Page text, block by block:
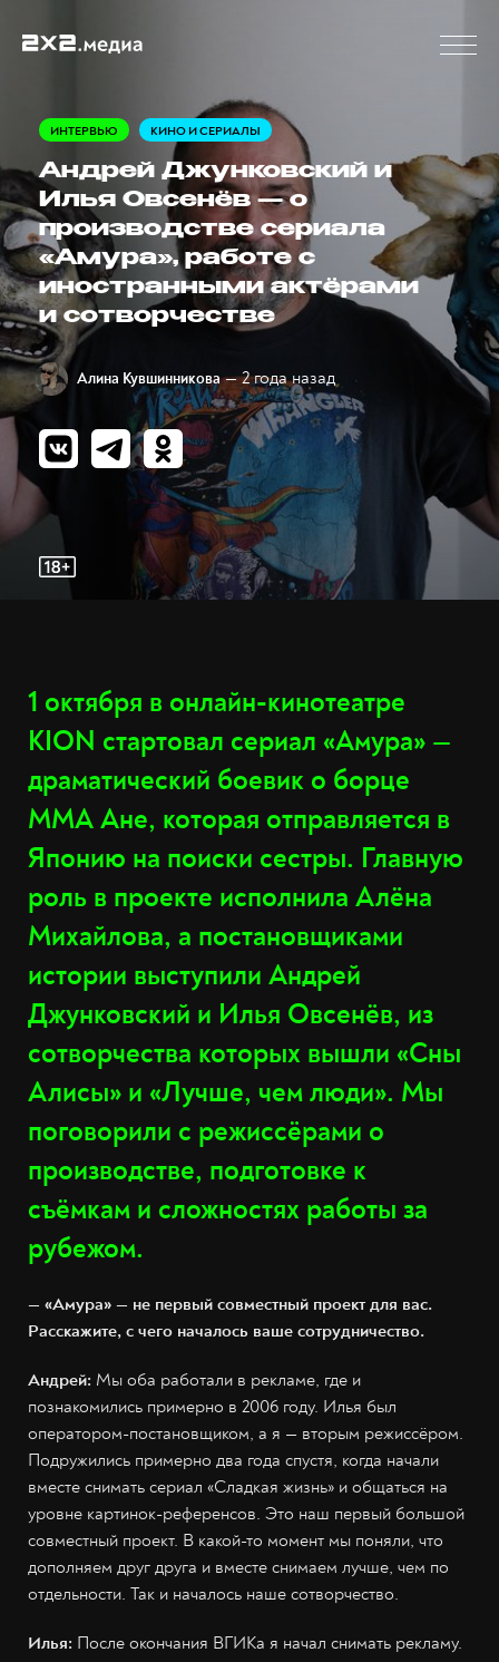
ИНТЕРВЬЮ КИНО И СЕРИАЛЫ
Андрей Джунковский и
Илья Овсенёв — о
производстве сериала
«Амура», работе с
иностранными актёрами
и сотворчестве
Алина Кувшинникова — 2 года назад
1 октября в онлайн-кинотеатре
KION стартовал сериал «Амура» —
драматический боевик о борце
MMA Ане, которая отправляется в
Японию на поиски сестры. Главную
роль в проекте исполнила Алёна
Михайлова, а постановщиками
истории выступили Андрей
Джунковский и Илья Овсенёв, из
сотворчества которых вышли «Сны
Алисы» и «Лучше, чем люди». Мы
поговорили с режиссёрами о
производстве, подготовке к
съёмкам и сложностях работы за
рубежом.
— «Амура» — не первый совместный проект для вас.
Расскажите, с чего началось ваше сотрудничество.
Андрей: Мы оба работали в рекламе, где и
познакомились примерно в 2006 году. Илья был
оператором-постановщиком, а я — вторым режиссёром.
Подружились примерно два года спустя, когда начали
вместе снимать сериал «Сладкая жизнь» и общаться на
уровне картинок-референсов. Это наш первый большой
совместный проект. В какой-то момент мы поняли, что
дополняем друг друга и вместе снимаем лучше, чем по
отдельности. Так и началось наше сотворчество.
Илья: После окончания ВГИКа я начал снимать рекламу.